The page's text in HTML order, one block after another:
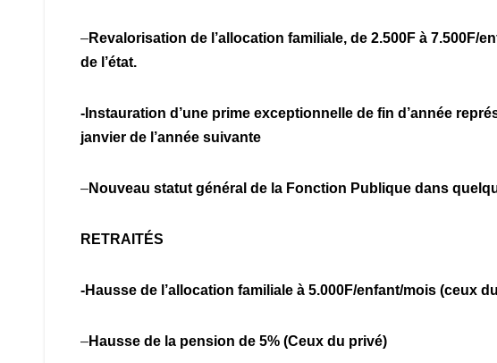
–Revalorisation de l’allocation familiale, de 2.500F à
de l’état.
-Instauration d’une prime exceptionnelle de fin d’année
janvier de l’année suivante
–Nouveau statut général de la Fonction Publique dans
RETRAITÉS
-Hausse de l’allocation familiale à 5.000F/enfant/mois (ceux
–Hausse de la pension de 5% (Ceux du privé)